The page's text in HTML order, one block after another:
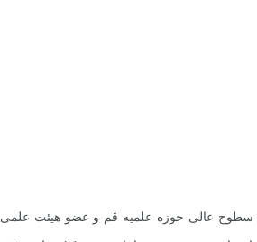
ورعی استاد سطوح عالی حوزه علمیه قم و عضو هیئت علمی